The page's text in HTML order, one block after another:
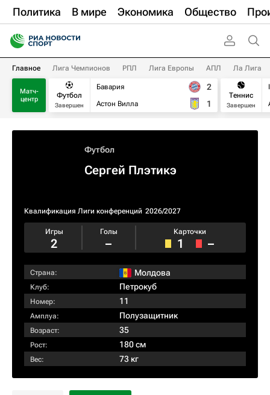
Политика В мире Экономика Общество
Главное Лига Чемпионов РПЛ Лига Европы АПЛ Ла Лига
Матч-
центр
Футбол
Завершен
Бавария
Астон Вилла
2
1
Теннис
Завершен
Футбол
Сергей Плэтикэ
Квалификация Лиги конференций 2026/2027
Игры
2
Голы
–
Карточки
1 –
Страна: Молдова
Клуб: Петрокуб
Номер: 11
Амплуа: Полузащитник
Возраст: 35
Рост: 180 см
Вес: 73 кг